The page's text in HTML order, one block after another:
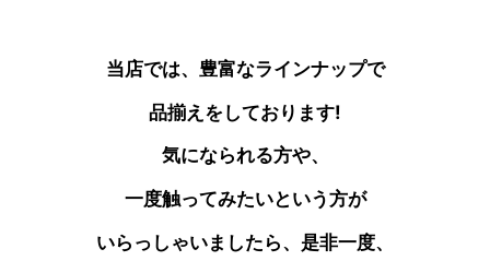
当店では、豊富なラインナップで
品揃えをしております!
気になられる方や、
一度触ってみたいという方が
いらっしゃいましたら、是非一度、